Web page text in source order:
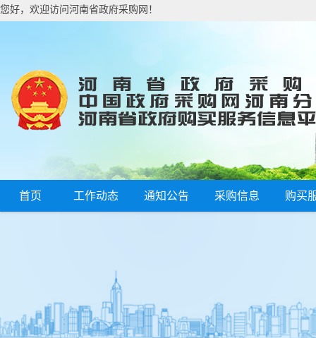
您好，欢迎访问河南省政府采购网！
首页 工作动态 通知公告 采购信息 购买